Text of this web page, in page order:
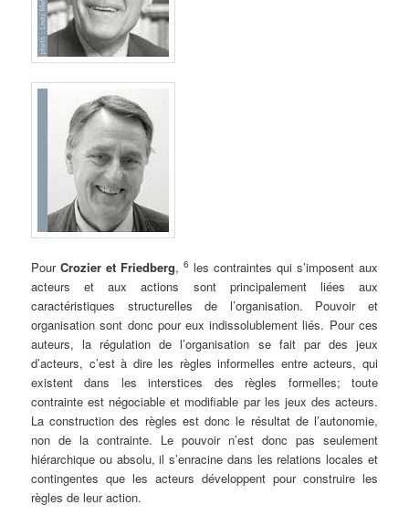
PourCrozier et Friedberg,6 les contraintes qui s’imposent aux
acteurs et aux actions sont principalement liées aux
caractéristiques structurelles de l’organisation. Pouvoir et
organisation sont donc pour eux indissolublement liés. Pour ces
auteurs, la régulation de l’organisation se fait par des jeux
d’acteurs, c’est à dire les règles informelles entre acteurs, qui
existent dans les interstices des règles formelles; toute
contrainte est négociable et modifiable par les jeux des acteurs.
La construction des règles est donc le résultat de l’autonomie,
non de la contrainte. Le pouvoir n’est donc pas seulement
hiérarchique ou absolu, il s’enracine dans les relations locales et
contingentes que les acteurs développent pour construire les
règles de leur action.